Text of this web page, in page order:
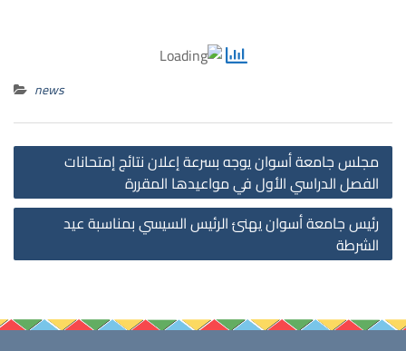
news
مجلس جامعة أسوان يوجه بسرعة إعلان نتائج إمتحانات
الفصل الدراسي الأول في مواعيدها المقررة
رئيس جامعة أسوان يهنئ الرئيس السيسي بمناسبة عيد
الشرطة